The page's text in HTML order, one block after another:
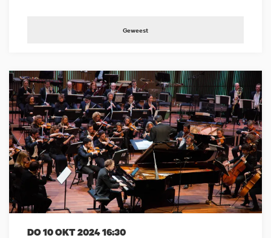
Geweest
DO 10 OKT 202416:30